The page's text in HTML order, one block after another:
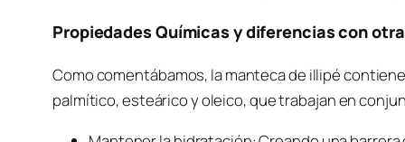
Propiedades Químicas y diferencias con
Como comentábamos, la manteca de illipé
palmítico, esteárico y oleico, que trabajan en